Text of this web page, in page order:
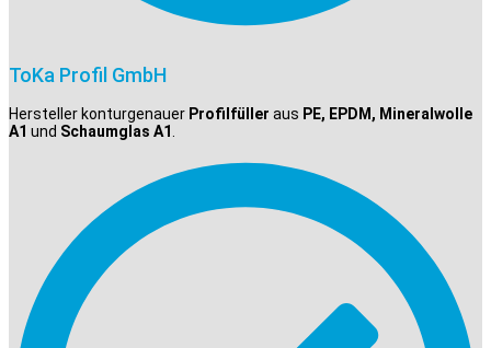
ToKa Profil GmbH
Hersteller konturgenauer Profilfüller aus PE, EPDM, Mineralwolle
A1 und Schaumglas A1.